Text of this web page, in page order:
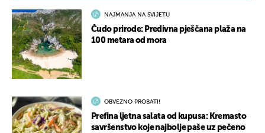
NAJMANJA NA SVIJETU
Čudo prirode: Predivna pješčana plaža na
100 metara od mora
OBVEZNO PROBATI!
Prefina ljetna salata od kupusa: Kremasto
savršenstvo koje najbolje paše uz pečeno